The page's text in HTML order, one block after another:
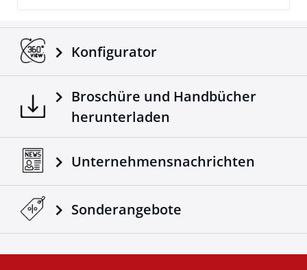
Konfigurator
Broschüre und Handbücher
herunterladen
Unternehmensnachrichten
Sonderangebote